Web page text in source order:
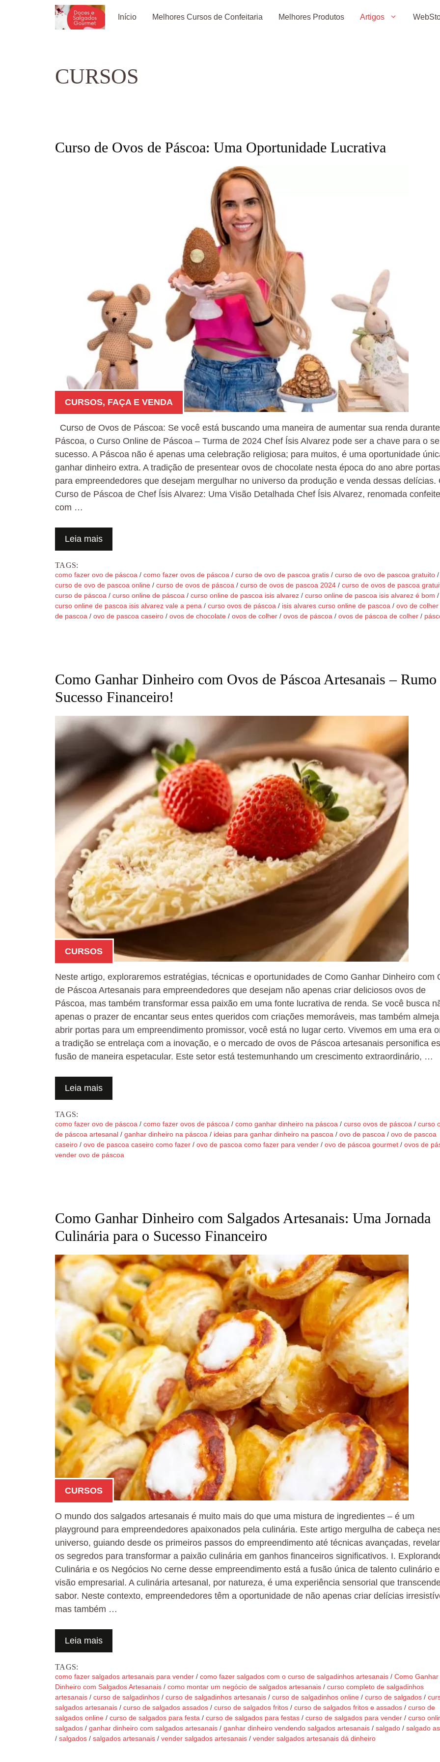
Início Melhores Cursos de Confeitaria Melhores Produtos Artigos
CURSOS
Curso de Ovos de Páscoa: Uma Oportunidade Lucrativa
CURSOS, FAÇA E VENDA
Curso de Ovos de Páscoa: Se você está buscando uma maneira de aumentar sua renda
Páscoa, o Curso Online de Páscoa – Turma de 2024 Chef Ísis Alvarez pode ser a chave para o
sucesso. A Páscoa não é apenas uma celebração religiosa; para muitos, é uma oportunidade
ganhar dinheiro extra. A tradição de presentear ovos de chocolate nesta época do ano abre portas
para empreendedores que desejam mergulhar no universo da produção e venda dessas delícias.
Curso de Páscoa de Chef Ísis Alvarez: Uma Visão Detalhada Chef Ísis Alvarez, renomada
com …
Leia mais
TAGS:
como fazer ovo de páscoa / como fazer ovos de páscoa / curso de ovo de pascoa gratis / curso de ovo de pascoa gratuito /
curso de ovo de pascoa online / curso de ovos de páscoa / curso de ovos de pascoa 2024 / curso de ovos de pascoa
curso de páscoa / curso online de páscoa / curso online de pascoa isis alvarez / curso online de pascoa isis alvarez é bom /
curso online de pascoa isis alvarez vale a pena / curso ovos de páscoa / isis alvares curso online de pascoa / ovo de colher
de pascoa / ovo de pascoa caseiro / ovos de chocolate / ovos de colher / ovos de páscoa / ovos de páscoa de colher /
Como Ganhar Dinheiro com Ovos de Páscoa Artesanais – Rumo
Sucesso Financeiro!
CURSOS
Neste artigo, exploraremos estratégias, técnicas e oportunidades de Como Ganhar Dinheiro com
de Páscoa Artesanais para empreendedores que desejam não apenas criar deliciosos ovos de
Páscoa, mas também transformar essa paixão em uma fonte lucrativa de renda. Se você busca
apenas o prazer de encantar seus entes queridos com criações memoráveis, mas também almeja
abrir portas para um empreendimento promissor, você está no lugar certo. Vivemos em uma era
a tradição se entrelaça com a inovação, e o mercado de ovos de Páscoa artesanais personifica
fusão de maneira espetacular. Este setor está testemunhando um crescimento extraordinário, …
Leia mais
TAGS:
como fazer ovo de páscoa / como fazer ovos de páscoa / como ganhar dinheiro na páscoa / curso ovos de páscoa / curso
de páscoa artesanal / ganhar dinheiro na páscoa / ideias para ganhar dinheiro na pascoa / ovo de pascoa / ovo de pascoa
caseiro / ovo de pascoa caseiro como fazer / ovo de pascoa como fazer para vender / ovo de páscoa gourmet / ovos de
vender ovo de páscoa
Como Ganhar Dinheiro com Salgados Artesanais: Uma Jornada
Culinária para o Sucesso Financeiro
CURSOS
O mundo dos salgados artesanais é muito mais do que uma mistura de ingredientes – é um
playground para empreendedores apaixonados pela culinária. Este artigo mergulha de cabeça
universo, guiando desde os primeiros passos do empreendimento até técnicas avançadas,
os segredos para transformar a paixão culinária em ganhos financeiros significativos. I.
Culinária e os Negócios No cerne desse empreendimento está a fusão única de talento culinário e
visão empresarial. A culinária artesanal, por natureza, é uma experiência sensorial que
sabor. Neste contexto, empreendedores têm a oportunidade de não apenas criar delícias
mas também …
Leia mais
TAGS:
como fazer salgados artesanais para vender / como fazer salgados com o curso de salgadinhos artesanais / Como Ganhar
Dinheiro com Salgados Artesanais / como montar um negócio de salgados artesanais / curso completo de salgadinhos
artesanais / curso de salgadinhos / curso de salgadinhos artesanais / curso de salgadinhos online / curso de salgados /
salgados artesanais / curso de salgados assados / curso de salgados fritos / curso de salgados fritos e assados / curso de
salgados online / curso de salgados para festa / curso de salgados para festas / curso de salgados para vender / curso
salgados / ganhar dinheiro com salgados artesanais / ganhar dinheiro vendendo salgados artesanais / salgado / salgado
/ salgados / salgados artesanais / vender salgados artesanais / vender salgados artesanais dá dinheiro